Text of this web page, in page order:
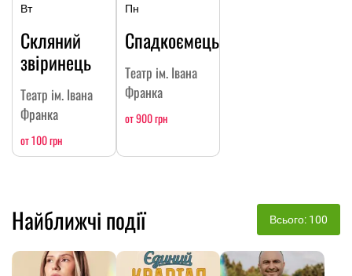
Вт
Скляний
звіринець
Театр ім. Івана
Франка
от 100 грн
Пн
Спадкоємець
Театр ім. Івана
Франка
от 900 грн
Найближчі події Всього: 100